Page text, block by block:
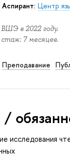
Аспирант: Центр
в 2022 году.
7 месяцев.
Преподавание
исследования